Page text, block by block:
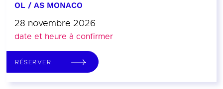
OL / AS MONACO
28 novembre 2026
date et heure à confirmer
RÉSERVER